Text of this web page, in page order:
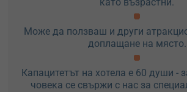
Може да ползваш и други
доплащане на място.
Капацитетът на хотела е 60 души -
човека се свържи с нас за